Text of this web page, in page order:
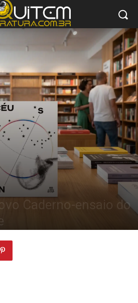
Caderno-ensaio do